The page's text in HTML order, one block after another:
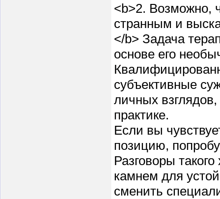
<b>2. Возможно,
странным и
</b> Задача
основе его
субъективные
личных
практике.
Если вы
позицию,
Разговоры
камнем для
сменить